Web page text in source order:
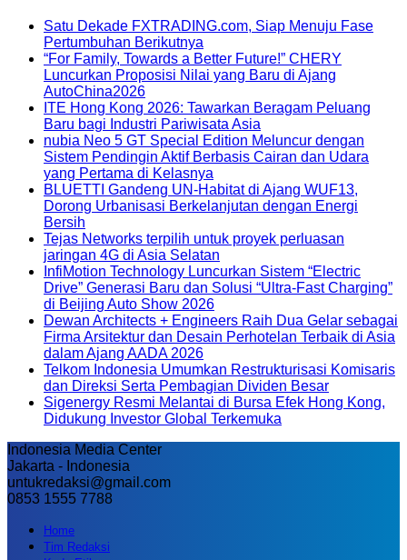
Satu Dekade FXTRADING.com, Siap Menuju Fase
Pertumbuhan Berikutnya
“For Family, Towards a Better Future!” CHERY
Luncurkan Proposisi Nilai yang Baru di Ajang
AutoChina2026
ITE Hong Kong 2026: Tawarkan Beragam Peluang
Baru bagi Industri Pariwisata Asia
nubia Neo 5 GT Special Edition Meluncur dengan
Sistem Pendingin Aktif Berbasis Cairan dan Udara
yang Pertama di Kelasnya
BLUETTI Gandeng UN-Habitat di Ajang WUF13,
Dorong Urbanisasi Berkelanjutan dengan Energi
Bersih
Tejas Networks terpilih untuk proyek perluasan
jaringan 4G di Asia Selatan
InfiMotion Technology Luncurkan Sistem “Electric
Drive” Generasi Baru dan Solusi “Ultra-Fast Charging”
di Beijing Auto Show 2026
Dewan Architects + Engineers Raih Dua Gelar sebagai
Firma Arsitektur dan Desain Perhotelan Terbaik di Asia
dalam Ajang AADA 2026
Telkom Indonesia Umumkan Restrukturisasi Komisaris
dan Direksi Serta Pembagian Dividen Besar
Sigenergy Resmi Melantai di Bursa Efek Hong Kong,
Didukung Investor Global Terkemuka
Indonesia Media Center
Jakarta - Indonesia
untukredaksi@gmail.com
0853 1555 7788
Home
Tim Redaksi